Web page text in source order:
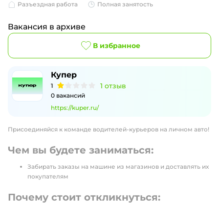
Разъездная работа
Полная занятость
Вакансия в архиве
В избранное
Купер
1 1 отзыв
0 вакансий
https://kuper.ru/
Присоединяйся к команде водителей-курьеров на личном авто!
Чем вы будете заниматься:
Забирать заказы на машине из магазинов и доставлять их
покупателям
Почему стоит откликнуться: